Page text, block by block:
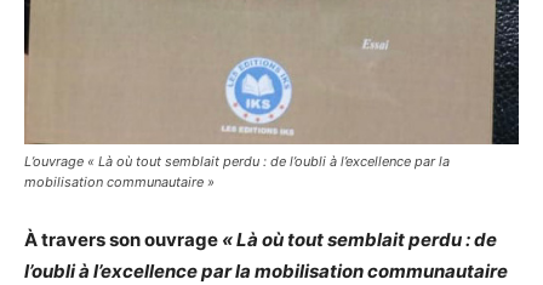
L’ouvrage « Là où tout semblait perdu : de l’oubli à l’excellence par la
mobilisation communautaire »
À travers son ouvrage « Là où tout semblait perdu : de
l’oubli à l’excellence par la mobilisation communautaire